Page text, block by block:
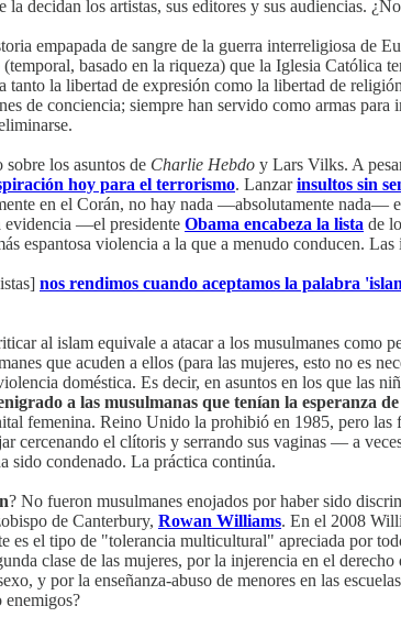
decidan los artistas, sus editores y sus audiencias.
empapada de sangre de la guerra interreligiosa de
basado en la riqueza) que la Iglesia Católica
la libertad de expresión como la libertad de
de conciencia; siempre han servido como armas
los asuntos de Charlie Hebdo y Lars Vilks. A
hoy para el terrorismo. Lanzarinsultos sin
en el Corán, no hay nada —absolutamente
evidencia —el presidente Obama encabeza la lista de
espantosa violencia a la que a menudo conducen.
nos rendimos cuando aceptamos la palabra
al islam equivale a atacar a los musulmanes como
que acuden a ellos (para las mujeres, esto no es
doméstica. Es decir, en asuntos en los que las
a las musulmanas que tenían la esperanza
femenina. Reino Unido la prohibió en 1985, pero las
cercenando el clítoris y serrando sus vaginas — a
sido condenado. La práctica continúa.
? No fueron musulmanes enojados por haber sido
de Canterbury, Rowan Williams. En el 2008
el tipo de "tolerancia multicultural" apreciada por
clase de las mujeres, por la injerencia en el
y por la enseñanza-abuso de menores en las
enemigos?